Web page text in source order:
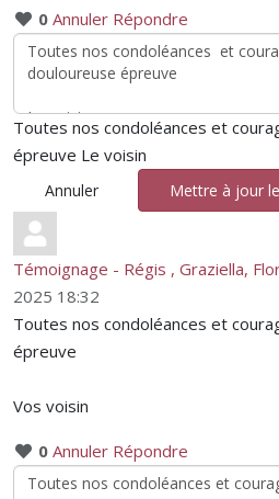
0 Annuler Répondre
Toutes nos condoléances et
épreuve Le voisin
Annuler Mettre à jour
Témoignage - Régis , Graziella,
2025 18:32
Toutes nos condoléances et
épreuve
Vos voisin
0 Annuler Répondre